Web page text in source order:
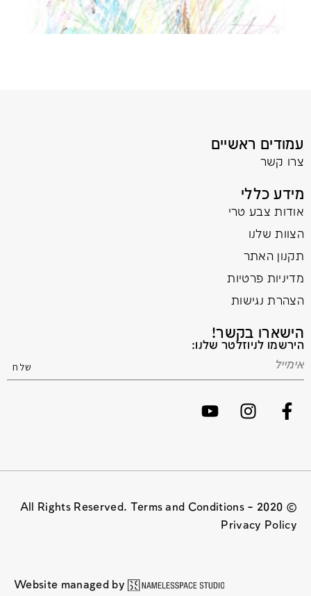
עמודים ראשיים
צרו קשר
מידע כללי
אודות צבע טרי
הצוות שלנו
תקנון האתר
מדיניות פרטיות
הצהרת נגישות
הישארו בקשר!
הירשמו לניוזלטר שלנו:
© 2020 All Rights Reserved. Terms and Conditions –
Privacy Policy
Website managed by